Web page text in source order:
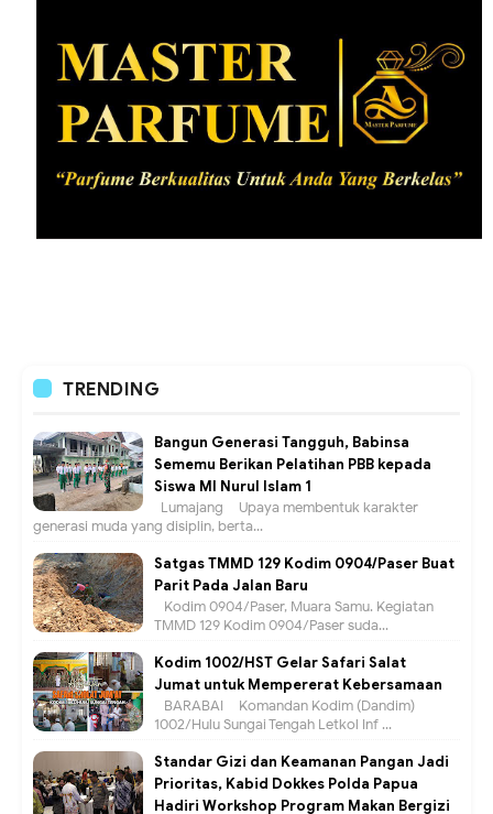
TRENDING
Bangun Generasi Tangguh, Babinsa
Sememu Berikan Pelatihan PBB kepada
Siswa MI Nurul Islam 1
Lumajang – Upaya membentuk karakter
generasi muda yang disiplin, berta...
Satgas TMMD 129 Kodim 0904/Paser Buat
Parit Pada Jalan Baru
Kodim 0904/Paser, Muara Samu. Kegiatan
TMMD 129 Kodim 0904/Paser suda...
Kodim 1002/HST Gelar Safari Salat
Jumat untuk Mempererat Kebersamaan
BARABAI – Komandan Kodim (Dandim)
1002/Hulu Sungai Tengah Letkol Inf ...
Standar Gizi dan Keamanan Pangan Jadi
Prioritas, Kabid Dokkes Polda Papua
Hadiri Workshop Program Makan Bergizi